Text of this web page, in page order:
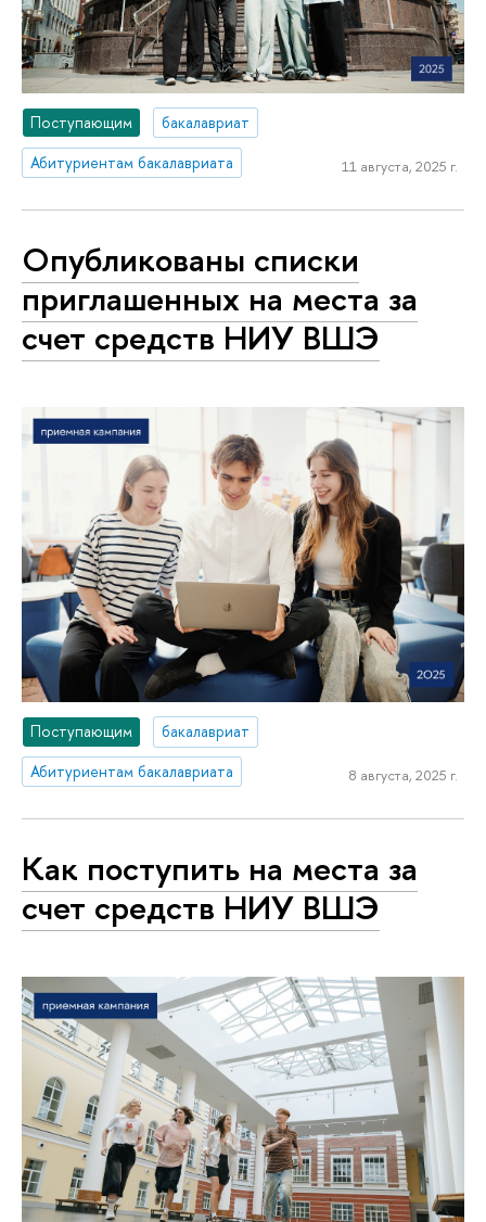
Поступающим
бакалавриат
Абитуриентам бакалавриата
11 августа, 2025 г.
Опубликованы списки
приглашенных на места за
счет средств НИУ ВШЭ
Поступающим
бакалавриат
Абитуриентам бакалавриата
8 августа, 2025 г.
Как поступить на места за
счет средств НИУ ВШЭ